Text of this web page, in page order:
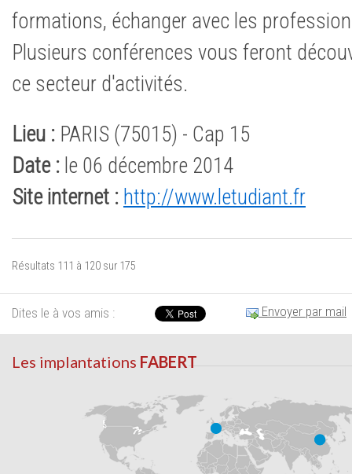
formations, échanger avec les
Plusieurs conférences vous feront
ce secteur d'activités.
Lieu : PARIS (75015) - Cap 15
Date : le 06 décembre 2014
Site internet : http://www.letudiant.fr
Résultats 111 à 120 sur 175
Dites le à vos amis : Envoyer par mail
Les implantations FABERT